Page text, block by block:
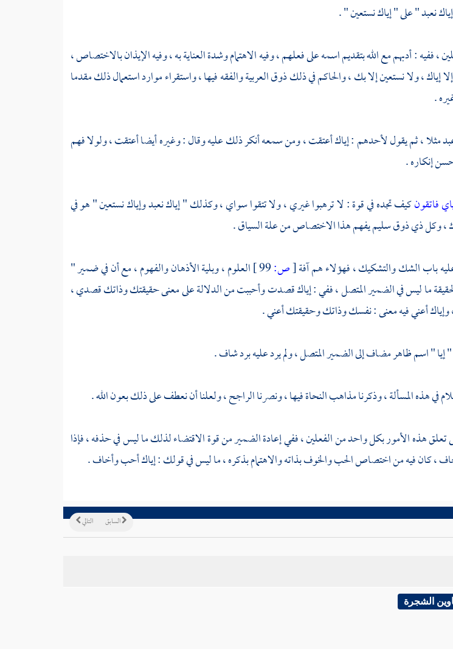
نعبد " على " إياك نستعين " .
، ففيه : أدبهم مع الله بتقديم اسمه على فعلهم ، وفيه الاهتمام وشدة العناية به ، وفيه الإيذان بالاختصاص ،
إياك ، ولا نستعين إلا بك ، والحاكم في ذلك ذوق العربية والفقه فيها ، واستقراء موارد استعمال ذلك مقدما
.
مثلا ، ثم يقول لأحدهم : إياك أعتقت ، ومن سمعه أنكر ذلك عليه وقال : وغيره أيضا أعتقت ، ولولا فهم
إنكاره .
فاتقونكيف تجده في قوة : لا ترهبوا غيري ، ولا تتقوا سواي ، وكذلك " إياك نعبد وإياك نستعين " هو في
، وكل ذي ذوق سليم يفهم هذا الاختصاص من علة السياق .
باب الشك والتشكيك ، فهؤلاء هم آفة[ص:
العلوم ، وبلية الأذهان والفهوم ، مع أن في ضمير "
ما ليس في الضمير المتصل ، ففي : إياك قصدت وأحببت من الدلالة على معنى حقيقتك وذاتك قصدي ،
أعني فيه معنى : نفسك وذاتك وحقيقتك أعني .
" اسم ظاهر مضاف إلى الضمير المتصل ، ولم يرد عليه برد شاف .
في هذه المسألة ، وذكرنا مذاهب النحاة فيها ، ونصرنا الراجح ، ولعلنا أن نعطف على ذلك بعون الله .
تعلق هذه الأمور بكل واحد من الفعلين ، ففي إعادة الضمير من قوة الاقتضاء لذلك ما ليس في حذفه ، فإذا
، كان فيه من اختصاص الحب والخوف بذاته والاهتمام بذكره ، ما ليس في قولك : إياك أحب وأخاف .
التالي السابق
الشجرة